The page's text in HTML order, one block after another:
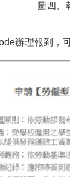
圖四、
辦理報到，